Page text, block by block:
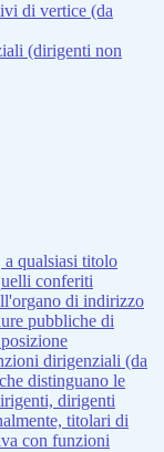
di vertice (da
(dirigenti non
qualsiasi titolo
conferiti
di indirizzo
pubbliche di
dirigenziali (da
distinguano le
dirigenti
titolari di
con funzioni